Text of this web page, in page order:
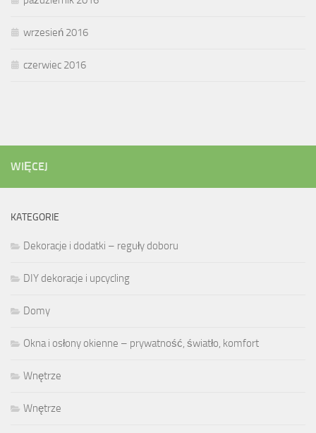
wrzesień 2016
czerwiec 2016
WIĘCEJ
KATEGORIE
Dekoracje i dodatki – reguły doboru
DIY dekoracje i upcycling
Domy
Okna i osłony okienne – prywatność, światło, komfort
Wnętrze
Wnętrze